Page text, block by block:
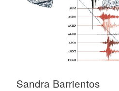
Sandra Barrientos